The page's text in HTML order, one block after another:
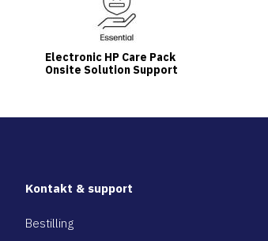
Electronic HP Care Pack
Onsite Solution Support
Kontakt & support
Bestilling